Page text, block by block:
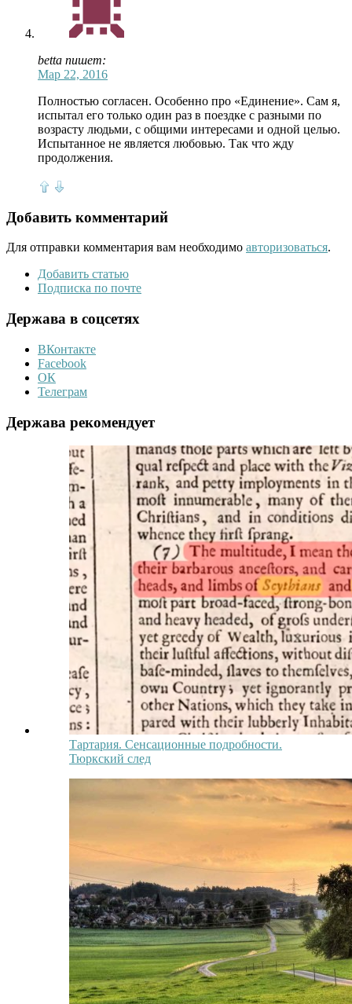
betta пишет:
Мар 22, 2016
Полностью согласен. Особенно про «Единение». Сам я,
испытал его только один раз в поездке с разными по
возрасту людьми, с общими интересами и одной целью.
Испытанное не является любовью. Так что жду
продолжения.
Добавить комментарий
Для отправки комментария вам необходимо авторизоваться.
Добавить статью
Подписка по почте
Держава в соцсетях
ВКонтакте
Facebook
ОК
Телеграм
Держава рекомендует
Тартария. Сенсационные подробности.
Тюркский след